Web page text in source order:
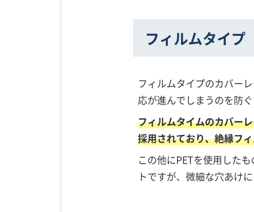
フィルムタイプ
フィルムタイプのカバー
応が進んでしまうのを防
フィルムタイムのカバー
採用されており、絶縁フ
この他にPETを使用した
トですが、微細な穴あけ